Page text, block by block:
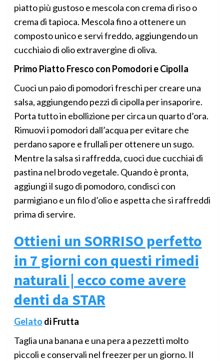
piatto più gustoso e mescola con crema di riso o
crema di tapioca. Mescola fino a ottenere un
composto unico e servi freddo, aggiungendo un
cucchiaio di olio extravergine di oliva.
Primo Piatto Fresco con Pomodori e Cipolla
Cuoci un paio di pomodori freschi per creare una
salsa, aggiungendo pezzi di cipolla per insaporire.
Porta tutto in ebollizione per circa un quarto d’ora.
Rimuovi i pomodori dall’acqua per evitare che
perdano sapore e frullali per ottenere un sugo.
Mentre la salsa si raffredda, cuoci due cucchiai di
pastina nel brodo vegetale. Quando è pronta,
aggiungi il sugo di pomodoro, condisci con
parmigiano e un filo d’olio e aspetta che si raffreddi
prima di servire.
Ottieni un SORRISO perfetto
in 7 giorni con questi rimedi
naturali | ecco come avere
denti da STAR
Gelato di Frutta
Taglia una banana e una pera a pezzetti molto
piccoli e conservali nel freezer per un giorno. Il